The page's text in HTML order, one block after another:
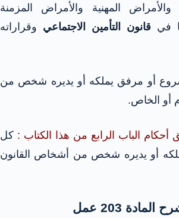
المهنية والأمراض المزمنة
في قانون التأمين الاجتماعي وقراراته
أو مرفق يملكه أو يديره شخص من
أو الخاص.
كل
أو يديره شخص من أشخاص القانون
المادة 203 عمل